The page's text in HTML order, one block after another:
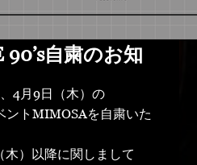
自粛のお知
4月9日（木）の
ントMIMOSAを自粛いた
）以降に関しまして